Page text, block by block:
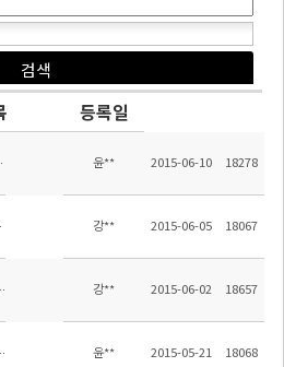
등록일
내 윤** 2015-06-10 18278
입학 운영 계획 강** 2015-06-05 18067
과정 체험생 모집 강** 2015-06-02 18657
교 여름 방학 방과후 학교(중등) 신청안내
윤** 2015-05-21 18068